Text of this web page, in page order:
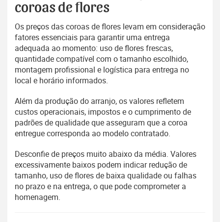
coroas de flores
Os preços das coroas de flores levam em consideração
fatores essenciais para garantir uma entrega
adequada ao momento: uso de flores frescas,
quantidade compatível com o tamanho escolhido,
montagem profissional e logística para entrega no
local e horário informados.
Além da produção do arranjo, os valores refletem
custos operacionais, impostos e o cumprimento de
padrões de qualidade que asseguram que a coroa
entregue corresponda ao modelo contratado.
Desconfie de preços muito abaixo da média. Valores
excessivamente baixos podem indicar redução de
tamanho, uso de flores de baixa qualidade ou falhas
no prazo e na entrega, o que pode comprometer a
homenagem.